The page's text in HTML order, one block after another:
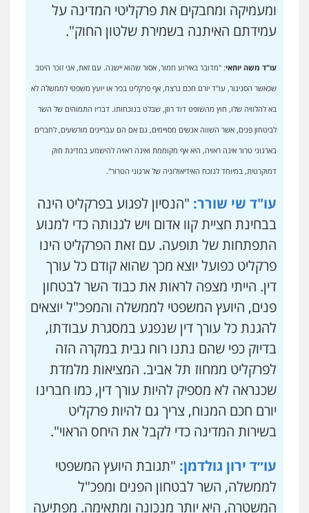
ומעמיקה ומחבקים את פרקליטי המדינה על
עמידתם האיתנה בשמירת שלטון החוק".
עו"ד משה יוחאי: "מדובר באירוע חמור, אסור שהוא יישנה. עם זאת, אני זוכר היטב
שכאשר הסניגור, עו"ד יורם חכם נרצח, אף פרקליט בכיר או יועץ משפטי לממשלה לא
בא להלוויה שלו, חוץ מהשופט דוד רוזן, שבלט בנוכחותו. דבריו התמוהים של השר
לביטחון פנים, אשר השווה אנשים מסויימים, גם אם הם עבריינים מורשעים, לחברים
בארגוני טרור אינה ראויה, היא אף מקוממת ואינה ראויה להישמע במדינת חוק
דמוקרטית, במיוחד לנוכח האידיאולוגיה של ארגוני הטרור".
עו"ד שי שורר: "הנסיון לפגוע בפרקליט הינה
בבחינת חציית קוו אדום ויש לגנותה כדי למנוע
התפתחות של תופעה. עם זאת הפרקליט הינו
פרקליט כפועל יוצא מכך שהוא קודם כל עורך
דין. הייתי מצפה לראות את כבוד השר לבטחון
פנים, היועץ המשפטי לממשלה והמפכ"ל יוצאים
להגנת כל עורך דין שנפגע במסגרת עבודתו,
בדיוק כפי שהם נתנו רוח גבית במקרה הזה
לפרקליט ממחוז תל אביב. המציאות מלמדת
שכנראה לא מספיק להיות עורך דין, כמו חברינו
יורם חכם המנוח, צריך גם להיות פרקליט
בשירות המדינה כדי לקבל את היחס הראוי".
עו״ד ירון גולדמן: "תגובת היועץ המשפטי
לממשלה, השר לבטחון הפנים ומפכ"ל
המשטרה, היא יותר מנכונה ומתאימה. מפתיעה